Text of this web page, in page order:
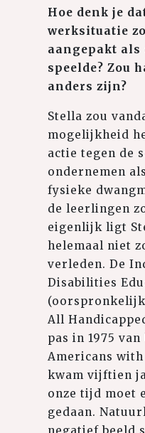
Hoe denk je
werksituatie
aangepakt als
speelde? Zou
anders zijn?
Stella zou
mogelijkheid
actie tegen de
ondernemen
fysieke
de leerlingen
eigenlijk ligt
helemaal niet
verleden. De
Disabilities
All
pas in 1975
Americans
kwam vijftien
onze tijd moet
gedaan.